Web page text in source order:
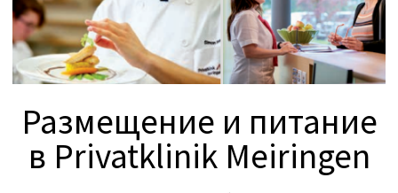
Прием иностранных
пациентов
Наша команда поможет вам пройти весь